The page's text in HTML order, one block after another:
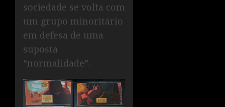
sociedade se volta com
um grupo minoritário
em defesa de uma
suposta
“normalidade”.